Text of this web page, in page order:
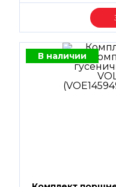
В наличии